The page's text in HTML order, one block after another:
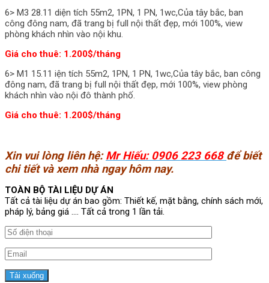
6> M3 28.11 diện tích 55m2, 1PN, 1 PN, 1wc,Của tây bắc, ban
công đông nam, đã trang bị full nội thất đẹp, mới 100%, view
phòng khách nhìn vào nội khu.
Giá cho thuê: 1.200$/tháng
6> M1 15.11 iện tích 55m2, 1PN, 1 PN, 1wc,Của tây bắc, ban công
đông nam, đã trang bị full nội thất đẹp, mới 100%, view phòng
khách nhìn vào nội đô thành phố.
Giá cho thuê: 1.200$/tháng
Xin vui lòng liên hệ:Mr Hiếu: 0906 223 668 để biết
chi tiết và xem nhà ngay hôm nay.
TOÀN BỘ TÀI LIỆU DỰ ÁN
Tất cả tài liệu dự án bao gồm: Thiết kế, mặt bằng, chính sách mới,
pháp lý, bảng giá .... Tất cả trong 1 lần tải.